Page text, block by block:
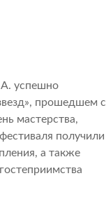
успешно
прошедшем с
мастерства,
получили
а также